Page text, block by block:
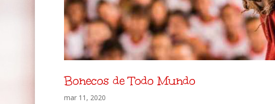
Bonecos de Todo Mundo
mar 11, 2020